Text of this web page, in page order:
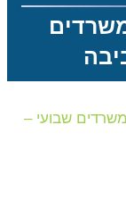
משרדים
משרדים שבועי –